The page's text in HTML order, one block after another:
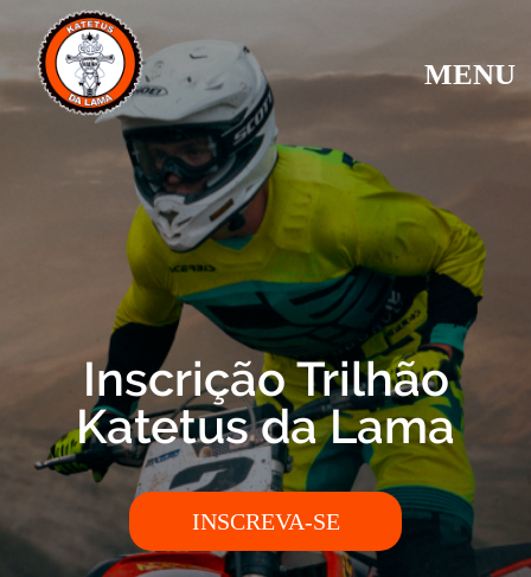
MENU
Inscrição Trilhão
Katetus da Lama
INSCREVA-SE